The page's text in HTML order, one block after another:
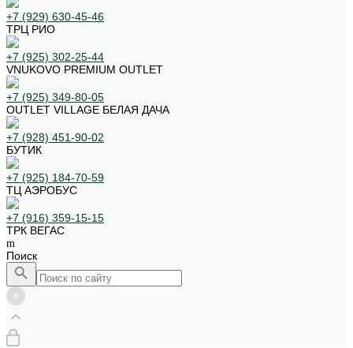
+7 (929) 630-45-46
ТРЦ РИО
+7 (925) 302-25-44
VNUKOVO PREMIUM OUTLET
+7 (925) 349-80-05
OUTLET VILLAGE БЕЛАЯ ДАЧА
+7 (928) 451-90-02
БУТИК
+7 (925) 184-70-59
ТЦ АЭРОБУС
+7 (916) 359-15-15
ТРК ВЕГАС
Поиск